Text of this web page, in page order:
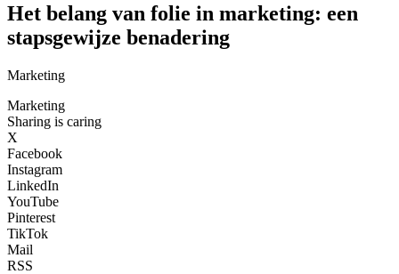
Het belang van folie in marketing: een
stapsgewijze benadering
Marketing
Marketing
Sharing is caring
X
Facebook
Instagram
LinkedIn
YouTube
Pinterest
TikTok
Mail
RSS